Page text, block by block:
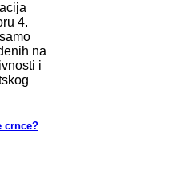
4.
na
i
crnce?